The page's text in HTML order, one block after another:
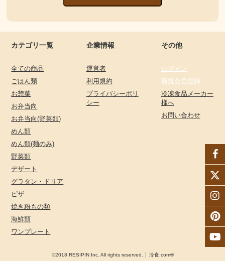
カテゴリ一覧
全ての商品
ごはん類
お惣菜
お弁当向
お弁当向(野菜類)
めん類
めん類(麺のみ)
野菜類
デザート
グラタン・ドリア
ピザ
焼き粉もの類
海鮮類
ワンプレート
企業情報
運営者
利用規約
プライバシーポリ
シー
その他
ログイン
新規会員登録
冷凍食品メーカー
様へ
お問い合わせ
©2018 RESIPIN Inc. All rights reserved. │ 冷食.com®